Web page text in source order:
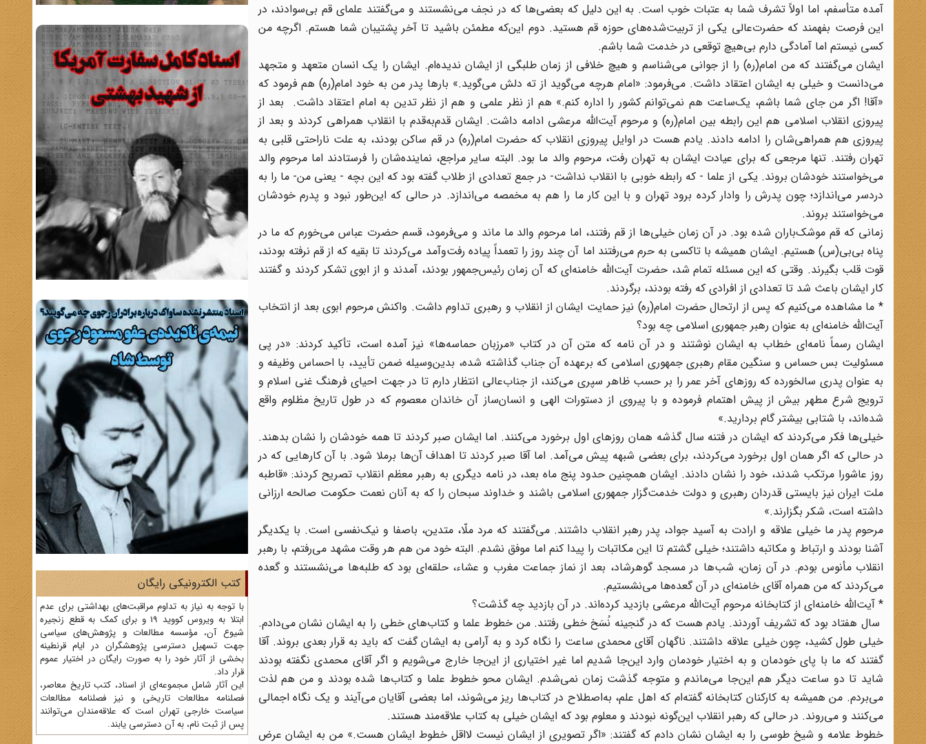
آمده متأسفم، اما اولاً تشرف شما به عتبات خوب است. به این دلیل که بعضی‌ها که در نجف می‌نشستند و می‌گفتند علمای قم بی‌سوادند، در
این فرصت بفهمند که حضرت‌عالی یکی از تربیت‌شده‌های حوزه قم هستید. دوم این‌که مطمئن باشید تا آخر پشتیبان شما هستم. اگرچه من
کسی نیستم اما آمادگی دارم بی‌هیچ توقعی در خدمت شما باشم.
ایشان می‌گفتند که من امام(ره) را از جوانی می‌شناسم و هیچ خلافی از زمان طلبگی از ایشان ندیده‌ام. ایشان را یک انسان متعهد و متجهد
می‌دانست و خیلی به ایشان اعتقاد داشت. می‌فرمود: «امام هرچه می‌گوید از ته دلش می‌گوید.» بارها پدر من به خود امام(ره) هم فرمود که
«آقا! اگر من جای شما باشم، یک‌ساعت هم نمی‌توانم کشور را اداره کنم.» هم از نظر علمی و هم از نظر تدین به امام اعتقاد داشت. بعد از
پیروزی انقلاب اسلامی هم این رابطه بین امام(ره) و مرحوم آیت‌الله مرعشی ادامه داشت. ایشان ‌قدم‌به‌قدم با انقلاب همراهی کردند و بعد از
پیروزی هم همراهی‌شان را ادامه دادند. یادم هست در اوایل پیروزی انقلاب که حضرت امام(ره) در قم ساکن بودند، به علت ناراحتی قلبی به
تهران رفتند. تنها مرجعی که برای عیادت ایشان به تهران رفت، مرحوم والد ما بود. البته سایر مراجع، نماینده‌شان را فرستادند اما مرحوم والد
می‌خواستند خودشان بروند. یکی از علما - که رابطه خوبی با انقلاب نداشت- در جمع تعدادی از طلاب گفته بود که این بچه - یعنی من- ما را به
دردسر می‌اندازد؛ چون پدرش را وادار کرده برود تهران و با این کار ما را هم به مخمصه می‌اندازد. در حالی که این‌طور نبود و پدرم خودشان
می‌خواستند بروند.
زمانی که قم موشک‌باران شده بود. در آن زمان خیلی‌ها از قم رفتند، اما مرحوم والد ما ماند و می‌فرمود، قسم حضرت عباس می‌خورم که ما در
پناه بی‌بی(س) هستیم. ایشان همیشه با تاکسی به حرم می‌رفتند اما آن چند روز را تعمداً پیاده رفت‌وآمد می‌کردند تا بقیه که از قم نرفته بودند،
قوت قلب بگیرند. وقتی که این مسئله تمام شد، حضرت آیت‌الله خامنه‌ای که آن زمان رئیس‌جمهور بودند، آمدند و از ابوی تشکر کردند و گفتند
کار ایشان باعث شد تا تعدادی از افرادی که رفته بودند، برگردند.
* ما مشاهده می‌کنیم که پس از ارتحال حضرت امام(ره) نیز حمایت ایشان از انقلاب و رهبری تداوم داشت. واکنش مرحوم ابوی بعد از انتخاب
آیت‌الله خامنه‌ای به عنوان رهبر جمهوری اسلامی چه بود؟
ایشان رسماً نامه‌ای خطاب به ایشان نوشتند و در آن نامه که متن آن در کتاب «مرزبان حماسه‌ها» نیز آمده است، تأکید کردند: «در پی
مسئولیت بس حساس و سنگین مقام رهبری جمهوری اسلامی که برعهده آن جناب گذاشته شده، بدین‌وسیله ضمن تأیید، با احساس وظیفه و
به عنوان پدری سالخورده که روزهای آخر عمر را بر حسب ظاهر سپری می‌کند، از جناب‌عالی انتظار دارم تا در جهت احیای فرهنگ غنی اسلام و
ترویج شرع مطهر بیش از پیش اهتمام فرموده و با پیروی از دستورات الهی و انسان‌ساز آن خاندان معصوم که در طول تاریخ مظلوم واقع
شده‌اند، با شتابی بیشتر گام بردارید.»
خیلی‌ها فکر می‌کردند که ایشان در فتنه سال گذشه همان روزهای اول برخورد می‌کنند. اما ایشان صبر کردند تا همه خودشان را نشان بدهند.
در حالی که اگر همان اول برخورد می‌کردند، برای بعضی شبهه پیش می‌آمد. اما آقا صبر کردند تا اهداف آن‌ها برملا شود. با آن کارهایی که در
روز عاشورا مرتکب شدند، خود را نشان دادند. ایشان همچنین حدود پنج ماه بعد، در نامه دیگری به رهبر معظم انقلاب تصریح کردند: «قاطبه
ملت ایران نیز بایستی قدردان رهبری و دولت خدمت‌گزار جمهوری اسلامی باشند و خداوند سبحان را که به آنان نعمت حکومت صالحه ارزانی
داشته است، شکر بگزارند.»
مرحوم پدر ما خیلی علاقه و ارادت به آسید جواد، پدر رهبر انقلاب داشتند. می‌گفتند که مرد ملّا، متدین، باصفا و نیک‌نفسی است. با یکدیگر
آشنا بودند و ارتباط و مکاتبه داشتند؛ خیلی گشتم تا این مکاتبات را پیدا کنم اما موفق نشدم. البته خود من هم هر وقت مشهد می‌رفتم، با رهبر
انقلاب مأنوس بودم. در آن زمان، شب‌ها در مسجد گوهرشاد، بعد از نماز جماعت مغرب و عشاء، حلقه‌ای بود که طلبه‌ها می‌نشستند و گعده
می‌کردند که من همراه آقای خامنه‌ای در آن گعده‌ها می‌نشستیم.
* آیت‌الله خامنه‌ای از کتابخانه مرحوم آیت‌الله مرعشی بازدید کرده‌اند. در آن بازدید چه گذشت؟
سال هفتاد بود که تشریف آوردند. یادم هست که در گنجینه نُسَخ خطی رفتند. من خطوط علما و کتاب‌های خطی را به ایشان نشان می‌دادم.
خیلی طول کشید، چون خیلی علاقه داشتند. ناگهان آقای محمدی ساعت را نگاه کرد و به آرامی به ایشان گفت که باید به قرار بعدی بروند. آقا
گفتند که ما با پای خودمان و به اختیار خودمان وارد این‌جا شدیم اما غیر اختیاری از این‌جا خارج می‌شویم و اگر آقای محمدی نگفته بودند
شاید تا دو ساعت دیگر هم این‌جا می‌ماندم و متوجه گذشت زمان نمی‌شدم. ایشان محو خطوط علما و کتاب‌ها شده بودند و من هم لذت
می‌بردم. من همیشه به کارکنان کتابخانه گفته‌ام که اهل علم، به‌اصطلاح در کتاب‌ها ریز می‌شوند، اما بعضی آقایان می‌آیند و یک نگاه اجمالی
می‌کنند و می‌روند. در حالی که رهبر انقلاب این‌گونه نبودند و معلوم بود که ایشان خیلی به کتاب علاقه‌مند هستند.
خطوط علامه و شیخ طوسی را به ایشان نشان دادم که گفتند: «اگر تصویری از ایشان نیست لااقل خطوط ایشان هست.» من به ایشان عرض
کتب الکترونیکی رایگان
با توجه به نیاز به تداوم مراقبت‌های بهداشتی برای عدم
ابتلا به ویروس کووید 19 و برای کمک به قطع زنجیره
شیوع آن، مؤسسه مطالعات و پژوهش‌های سیاسی
جهت تسهیل دسترسی پژوهشگران در ایام قرنطینه
بخشی از آثار خود را به صورت رایگان در اختیار عموم
قرار داد.
این آثار شامل مجموعه‌ای از اسناد، کتب تاریخ معاصر،
فصلنامه‌ مطالعات تاریخی و نیز فصلنامه مطالعات
سیاست خارجی تهران است که علاقه‌مندان می‌توانند
پس از ثبت نام، به آن دسترسی یابند.